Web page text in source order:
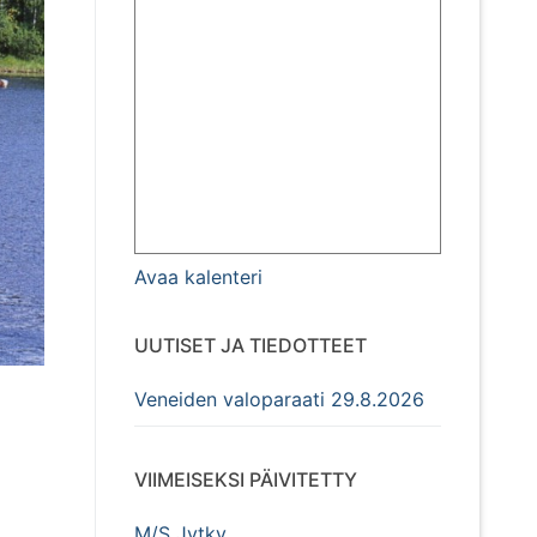
Avaa kalenteri
UUTISET JA TIEDOTTEET
Veneiden valoparaati 29.8.2026
VIIMEISEKSI PÄIVITETTY